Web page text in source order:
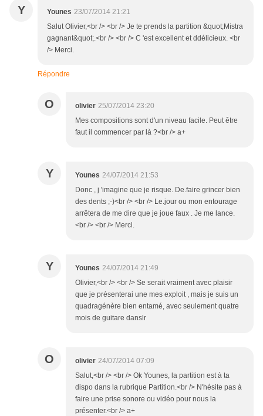
Y Younes 23/07/2014 21:21
Salut Olivier,<br /> <br /> Je te prends la partition &quot;Mistra
gagnant&quot;.<br /> <br /> C 'est excellent et ddélicieux. <br
/> Merci.
Répondre
O olivier 25/07/2014 23:20
Mes compositions sont d'un niveau facile. Peut être
faut il commencer par là ?<br /> a+
Y Younes 24/07/2014 21:53
Donc , j 'imagine que je risque. De.faire grincer bien
des dents ;-)<br /> <br /> Le.jour ou mon entourage
arrêtera de me dire que je joue faux . Je me lance.
<br /> <br /> Merci.
Y Younes 24/07/2014 21:49
Olivier,<br /> <br /> Se serait vraiment avec plaisir
que je présenterai une mes exploit , mais je suis un
quadragénère bien entamé, avec seulement quatre
mois de guitare danslr
O olivier 24/07/2014 07:09
Salut,<br /> <br /> Ok Younes, la partition est à ta
dispo dans la rubrique Partition.<br /> N'hésite pas à
faire une prise sonore ou vidéo pour nous la
présenter.<br /> a+